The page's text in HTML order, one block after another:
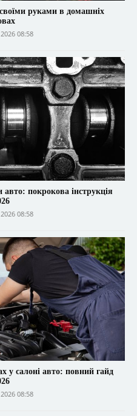
руками в домашніх
08:58
покрокова інструкція
08:58
у салоні авто: повний гайд
08:58